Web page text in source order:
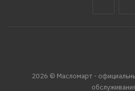
2026 © Масломарт -